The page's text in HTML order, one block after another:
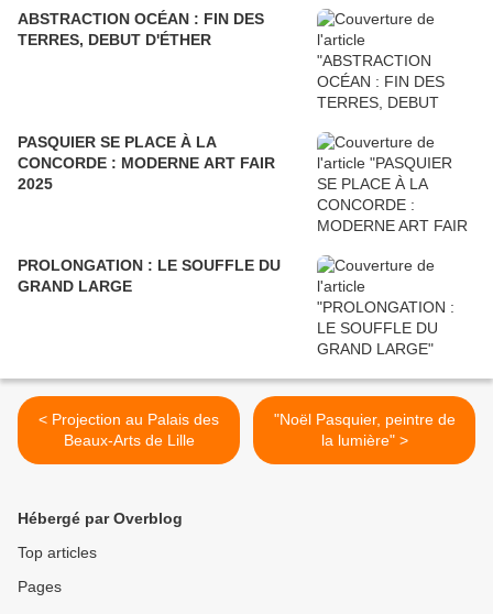
ABSTRACTION OCÉAN : FIN DES
TERRES, DEBUT D'ÉTHER
PASQUIER SE PLACE À LA
CONCORDE : MODERNE ART FAIR
2025
PROLONGATION : LE SOUFFLE DU
GRAND LARGE
< Projection au Palais des
Beaux-Arts de Lille
"Noël Pasquier, peintre de
la lumière" >
Hébergé par Overblog
Top articles
Pages